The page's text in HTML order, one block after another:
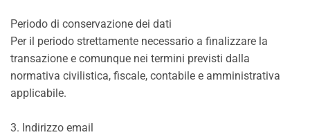
Periodo di conservazione dei dati
Per il periodo strettamente necessario a finalizzare la
transazione e comunque nei termini previsti dalla
normativa civilistica, fiscale, contabile e amministrativa
applicabile.
3. Indirizzo email